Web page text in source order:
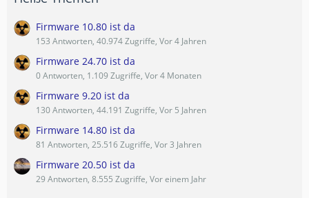
Firmware 10.80 ist da
153 Antworten, 40.974 Zugriffe, Vor 4 Jahren
Firmware 24.70 ist da
0 Antworten, 1.109 Zugriffe, Vor 4 Monaten
Firmware 9.20 ist da
130 Antworten, 44.191 Zugriffe, Vor 5 Jahren
Firmware 14.80 ist da
81 Antworten, 25.516 Zugriffe, Vor 3 Jahren
Firmware 20.50 ist da
29 Antworten, 8.555 Zugriffe, Vor einem Jahr